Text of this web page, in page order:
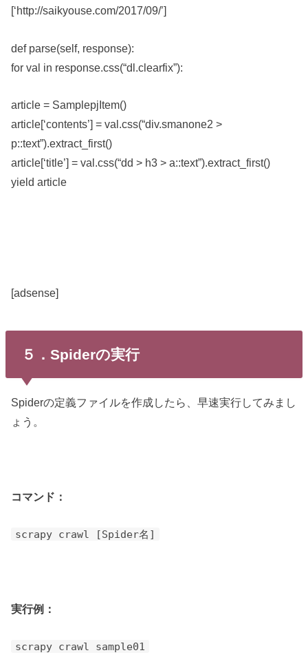
[‘http://saikyouse.com/2017/09/’]
def parse(self, response):
for val in response.css(“dl.clearfix”):
article = SamplepjItem()
article[‘contents’] = val.css(“div.smanone2 >
p::text”).extract_first()
article[‘title’] = val.css(“dd > h3 > a::text”).extract_first()
yield article
[adsense]
５．Spiderの実行
Spiderの定義ファイルを作成したら、早速実行してみまし
ょう。
コマンド：
scrapy crawl [Spider名]
実行例：
scrapy crawl sample01